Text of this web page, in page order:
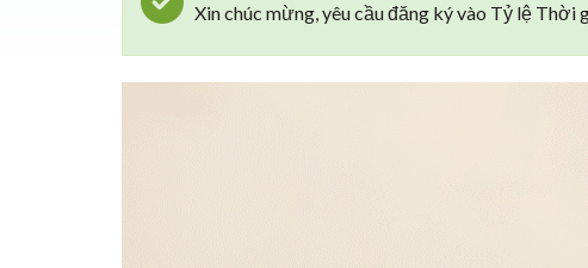
Xin chúc mừng, yêu cầu đăng ký vào Tỷ lệ